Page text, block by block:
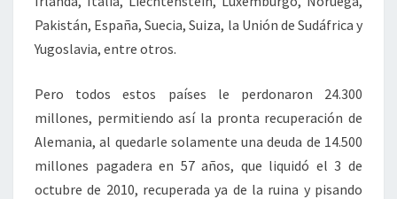
Pakistán, España, Suecia, Suiza, la Unión de Sudáfrica y
Yugoslavia, entre otros.
Pero todos estos países le perdonaron 24.300
millones, permitiendo así la pronta recuperación de
Alemania, al quedarle solamente una deuda de 14.500
millones pagadera en 57 años, que liquidó el 3 de
octubre de 2010, recuperada ya de la ruina y pisando